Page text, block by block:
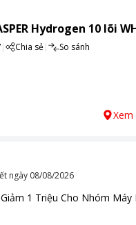
Hydrogen 10 lõi
| Chia sẻ| So sánh
ngày 08/08/2026
1 Triệu Cho Nhóm Máy